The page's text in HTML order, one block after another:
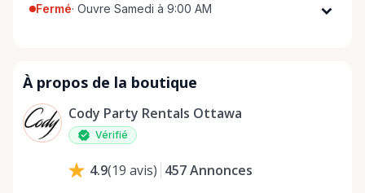
Fermé· Ouvre Samedi à 9:00 AM
Mercredi
Jeudi
9:00 AM - 5:00 PM
Vendredi
Dimanche
À propos de la boutique
Cody Party Rentals Ottawa
Vérifié
4.9(19 avis) 457Annonces